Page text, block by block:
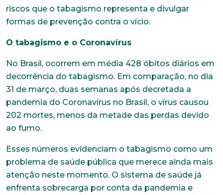
riscos que o tabagismo representa e divulgar
formas de prevenção contra o vício.
O tabagismo e o Coronavírus
No Brasil, ocorrem em média 428 óbitos diários em
decorrência do tabagismo. Em comparação, no dia
31 de março, duas semanas após decretada a
pandemia do Coronavírus no Brasil, o vírus causou
202 mortes, menos da metade das perdas devido
ao fumo.
Esses números evidenciam o tabagismo como um
problema de saúde pública que merece ainda mais
atenção neste momento. O sistema de saúde já
enfrenta sobrecarga por conta da pandemia e